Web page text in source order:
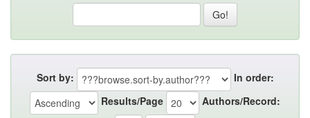
Sort by:
In order:
Results/Page
Authors/Record: